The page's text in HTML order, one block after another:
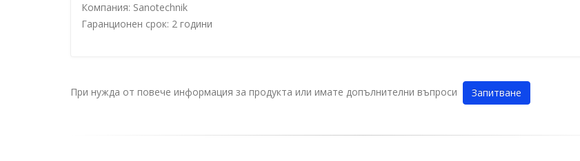
Компания: Sanotechnik
Гаранционен срок: 2 години
При нужда от повече информация за продукта или имате допълнителни въпроси Запитване